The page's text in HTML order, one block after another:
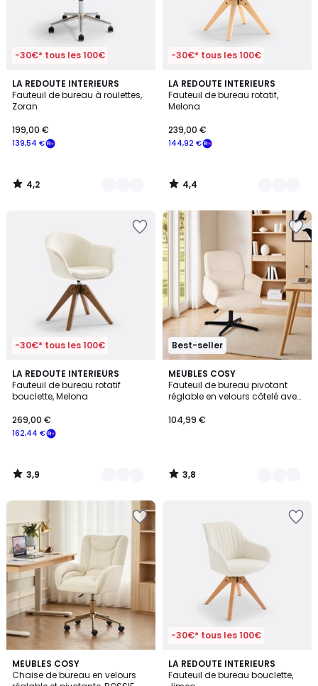
-30€* tous les 100€
LA REDOUTE INTERIEURS
Fauteuil de bureau à roulettes,
Zoran
139,54 €
199,00 €
4,2
/ 5
2
Couleurs
4,2
/
-30€* tous les 100€
LA REDOUTE INTERIEURS
Fauteuil de bureau rotatif,
Melona
144,92 €
239,00 €
4,4
/ 5
4
Couleurs
4,4
/
-30€* tous les 100€
LA REDOUTE INTERIEURS
Fauteuil de bureau rotatif
bouclette, Melona
162,44 €
269,00 €
3,9
/ 5
2
Couleurs
3,9
/
Best-seller
MEUBLES COSY
Fauteuil de bureau pivotant
réglable en velours côtelé avec
noir, THOMASINACORDO
104,99 €
3,8
/ 5
3
Couleurs
3,8
/
MEUBLES COSY
Chaise de bureau en velours
3
Couleurs
-30€* tous les 100€
LA REDOUTE INTERIEURS
Fauteuil de bureau bouclette,
4,7
/ 5